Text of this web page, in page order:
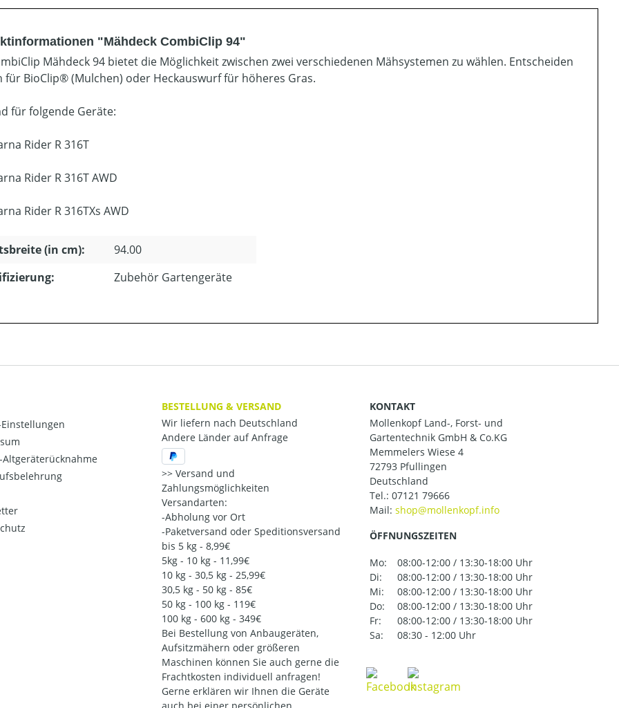
"Mähdeck CombiClip 94"
Mähdeck 94 bietet die Möglichkeit zwischen zwei verschiedenen Mähsystemen zu wählen. Entscheiden
für BioClip® (Mulchen) oder Heckauswurf für höheres Gras.
für folgende Geräte:
Rider R 316T
Rider R 316T AWD
Rider R 316TXs AWD
(in cm):
94.00
Zubehör Gartengeräte
Einstellungen
Altgeräterücknahme
BESTELLUNG & VERSAND
Wir liefern nach Deutschland
Andere Länder auf Anfrage
Versand und
Zahlungsmöglichkeiten
Versandarten:
-Abholung vor Ort
-Paketversand oder Speditionsversand
bis 5 kg - 8,99€
5kg - 10 kg - 11,99€
10 kg - 30,5 kg - 25,99€
30,5 kg - 50 kg - 85€
50 kg - 100 kg - 119€
100 kg - 600 kg - 349€
Bei Bestellung von Anbaugeräten,
Aufsitzmähern oder größeren
Maschinen können Sie auch gerne die
Frachtkosten individuell anfragen!
Gerne erklären wir Ihnen die Geräte
KONTAKT
Mollenkopf Land-, Forst- und
Gartentechnik GmbH & Co.KG
Memmelers Wiese 4
72793 Pfullingen
Deutschland
Tel.: 07121 79666
Mail:
ÖFFNUNGSZEITEN
Mo:
08:00-12:00 / 13:30-18:00 Uhr
Di:
08:00-12:00 / 13:30-18:00 Uhr
Mi:
08:00-12:00 / 13:30-18:00 Uhr
Do:
08:00-12:00 / 13:30-18:00 Uhr
Fr:
08:00-12:00 / 13:30-18:00 Uhr
Sa:
08:30 - 12:00 Uhr